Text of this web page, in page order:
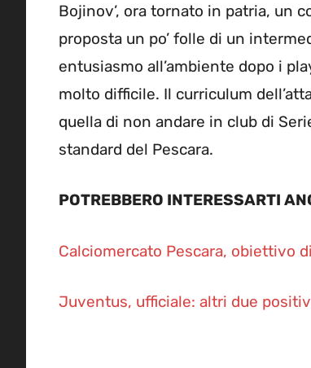
Bojinov’, ora tornato in patria, un
proposta un po’ folle di un
entusiasmo all’ambiente dopo i
molto difficile. Il curriculum
quella di non andare in club di
standard del Pescara.
POTREBBERO INTERESSARTI
Calciomercato Pescara, obiettivo
Juventus, ufficiale: altri due